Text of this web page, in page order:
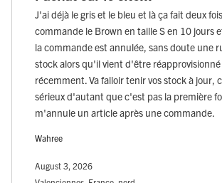
J'ai déjà le gris et le bleu et là ça fait deux
commande le Brown en taille S en 10 jours
la commande est annulée, sans doute une
stock alors qu'il vient d'être
récemment. Va falloir tenir vos stock à jour,
sérieux d'autant que c'est pas la première
m'annule un article après une commande.
Wahree
August 3, 2026